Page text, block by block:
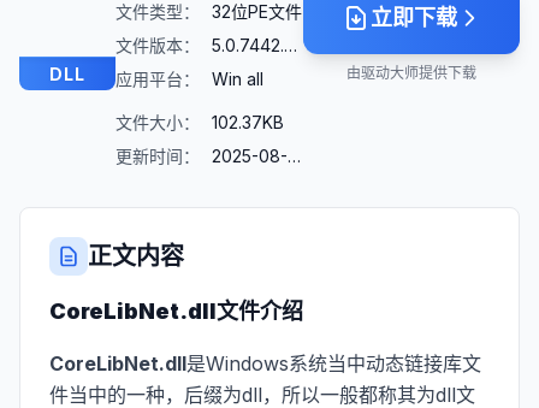
DLL
文件类型：
32位PE文件
文件版本：
5.0.7442.32693
应用平台：
Win all
文件大小：
102.37KB
更新时间：
2025-08-23
立即下载
由驱动大师提供下载
正文内容
CoreLibNet.dll文件介绍
CoreLibNet.dll是Windows系统当中动态链接库文
件当中的一种，后缀为dll，所以一般都称其为dll文